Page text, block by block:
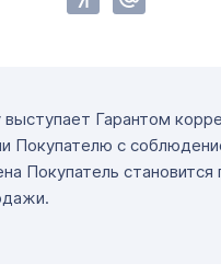
выступает Гарантом
Покупателю с
Покупатель